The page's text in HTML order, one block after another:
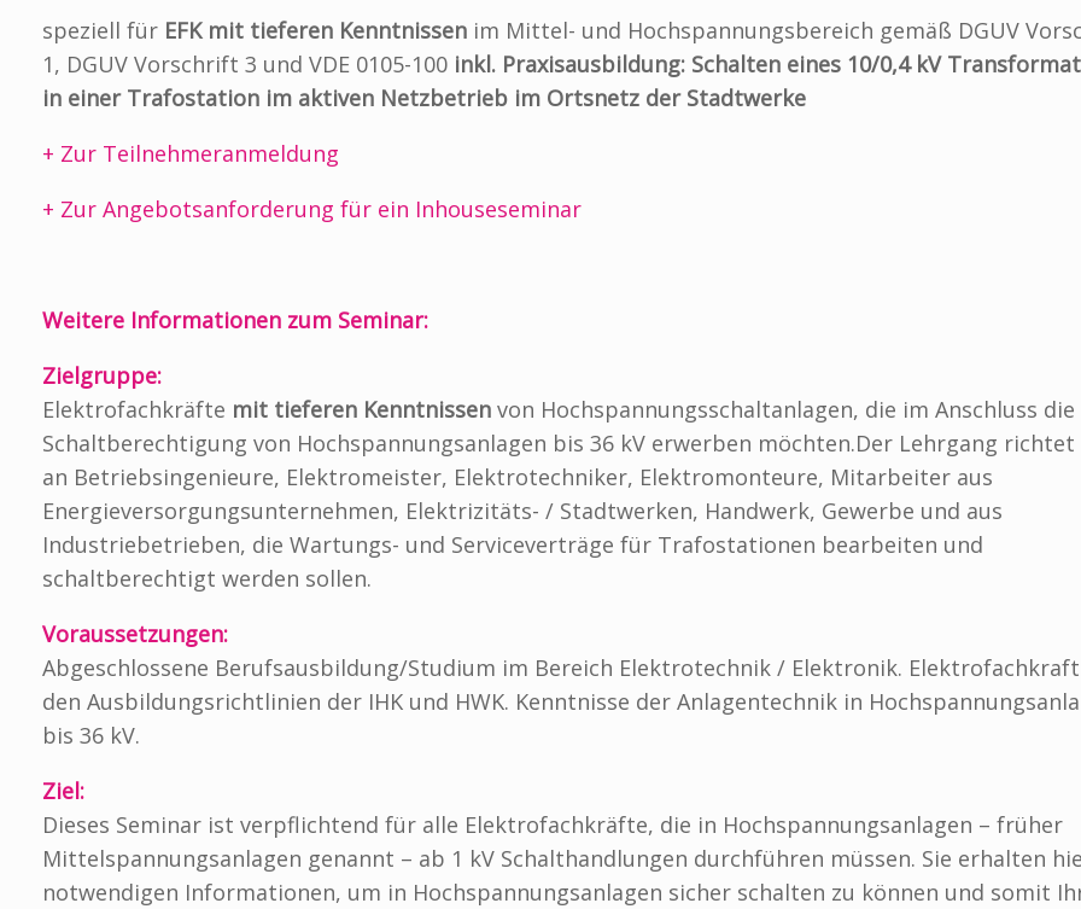
speziell für EFK mit tieferen Kenntnissen im Mittel- und Hochspannungsbereich gemäß DGUV
1, DGUV Vorschrift 3 und VDE 0105-100 inkl. Praxisausbildung: Schalten eines 10/0,4 kV
in einer Trafostation im aktiven Netzbetrieb im Ortsnetz der Stadtwerke
+ Zur Teilnehmeranmeldung
+ Zur Angebotsanforderung für ein Inhouseseminar
Weitere Informationen zum Seminar:
Zielgruppe:
Elektrofachkräfte mit tieferen Kenntnissen von Hochspannungsschaltanlagen, die im Anschluss die
Schaltberechtigung von Hochspannungsanlagen bis 36 kV erwerben möchten.Der Lehrgang richtet
an Betriebsingenieure, Elektromeister, Elektrotechniker, Elektromonteure, Mitarbeiter aus
Energieversorgungsunternehmen, Elektrizitäts- / Stadtwerken, Handwerk, Gewerbe und aus
Industriebetrieben, die Wartungs- und Serviceverträge für Trafostationen bearbeiten und
schaltberechtigt werden sollen.
Voraussetzungen:
Abgeschlossene Berufsausbildung/Studium im Bereich Elektrotechnik / Elektronik.
den Ausbildungsrichtlinien der IHK und HWK. Kenntnisse der Anlagentechnik in
bis 36 kV.
Ziel:
Dieses Seminar ist verpflichtend für alle Elektrofachkräfte, die in Hochspannungsanlagen – früher
Mittelspannungsanlagen genannt – ab 1 kV Schalthandlungen durchführen müssen. Sie erhalten
notwendigen Informationen, um in Hochspannungsanlagen sicher schalten zu können und somit